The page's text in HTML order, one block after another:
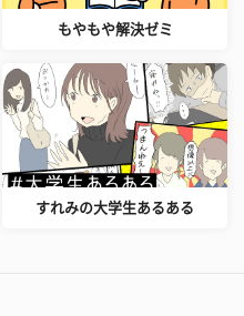
もやもや解決ゼミ
すれみの大学生あるある